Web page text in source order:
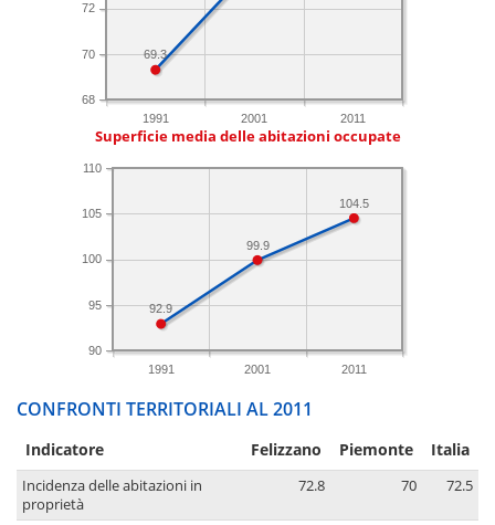
1991 2001 2011
68
70
72
69.3
Superficie media delle abitazioni occupate
1991 2001 2011
90
95
100
105
110
104.5
99.9
92.9
CONFRONTI TERRITORIALI AL 2011
Indicatore Felizzano Piemonte Italia
Incidenza delle abitazioni in
proprietà
72.8 70 72.5